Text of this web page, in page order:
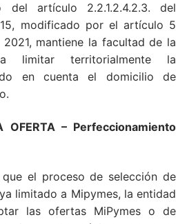
del artículo 2.2.1.2.4.2.3. del
modificado por el artículo 5
mantiene la facultad de la
limitar territorialmente la
en cuenta el domicilio de
OFERTA – Perfeccionamiento
el proceso de selección de
limitado a Mipymes, la entidad
las ofertas MiPymes o de